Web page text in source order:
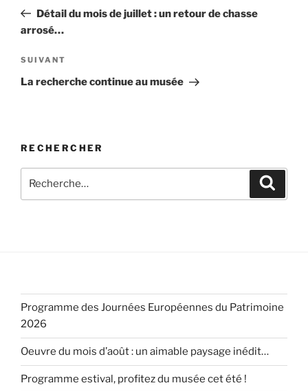
l’article
précédent
Détail du mois de juillet : un retour de chasse
arrosé…
Article
suivant
SUIVANT
La recherche continue au musée
RECHERCHER
pour
Programme des Journées Européennes du Patrimoine
2026
Oeuvre du mois d’août : un aimable paysage inédit…
Programme estival, profitez du musée cet été !